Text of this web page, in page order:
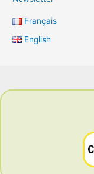
Français
English